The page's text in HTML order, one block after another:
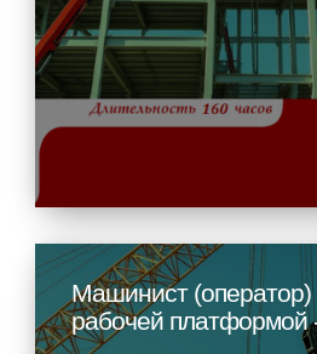
Машинист (оператор)
рабочей платформой